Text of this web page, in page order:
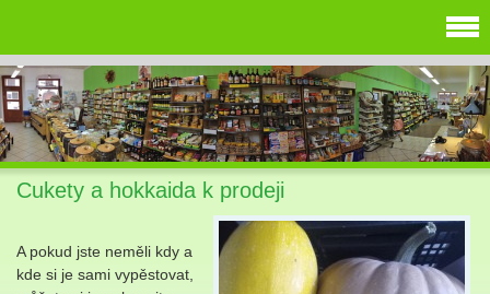
Cukety a hokkaida k prodeji
A pokud jste neměli kdy a
kde si je sami vypěstovat,